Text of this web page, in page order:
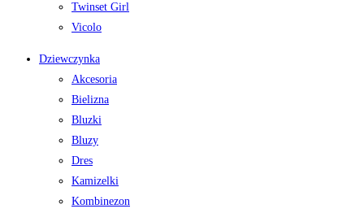
Twinset Girl
Vicolo
Dziewczynka
Akcesoria
Bielizna
Bluzki
Bluzy
Dres
Kamizelki
Kombinezon